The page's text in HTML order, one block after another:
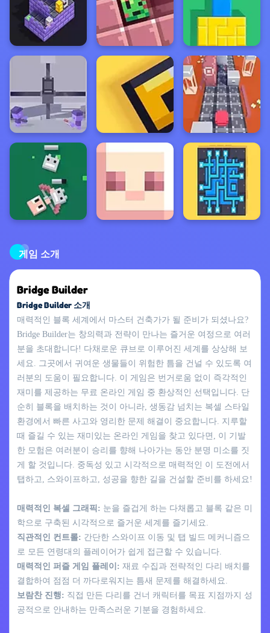
게임 소개
Bridge Builder
Bridge Builder 소개
매력적인 블록 세계에서 마스터 건축가가 될 준비가 되셨나요?
Bridge Builder는 창의력과 전략이 만나는 즐거운 여정으로 여러
분을 초대합니다! 다채로운 큐브로 이루어진 세계를 상상해 보
세요. 그곳에서 귀여운 생물들이 위험한 틈을 건널 수 있도록 여
러분의 도움이 필요합니다. 이 게임은 번거로움 없이 즉각적인
재미를 제공하는 무료 온라인 게임 중 환상적인 선택입니다. 단
순히 블록을 배치하는 것이 아니라, 생동감 넘치는 복셀 스타일
환경에서 빠른 사고와 영리한 문제 해결이 중요합니다. 지루할
때 즐길 수 있는 재미있는 온라인 게임을 찾고 있다면, 이 기발
한 모험은 여러분이 승리를 향해 나아가는 동안 분명 미소를 짓
게 할 것입니다. 중독성 있고 시각적으로 매력적인 이 도전에서
탭하고, 스와이프하고, 성공을 향한 길을 건설할 준비를 하세요!
매력적인 복셀 그래픽: 눈을 즐겁게 하는 다채롭고 블록 같은 미
학으로 구축된 시각적으로 즐거운 세계를 즐기세요.
직관적인 컨트롤: 간단한 스와이프 이동 및 탭 빌드 메커니즘으
로 모든 연령대의 플레이어가 쉽게 접근할 수 있습니다.
매력적인 퍼즐 게임 플레이: 재료 수집과 전략적인 다리 배치를
결합하여 점점 더 까다로워지는 틈새 문제를 해결하세요.
보람찬 진행: 직접 만든 다리를 건너 캐릭터를 목표 지점까지 성
공적으로 안내하는 만족스러운 기분을 경험하세요.